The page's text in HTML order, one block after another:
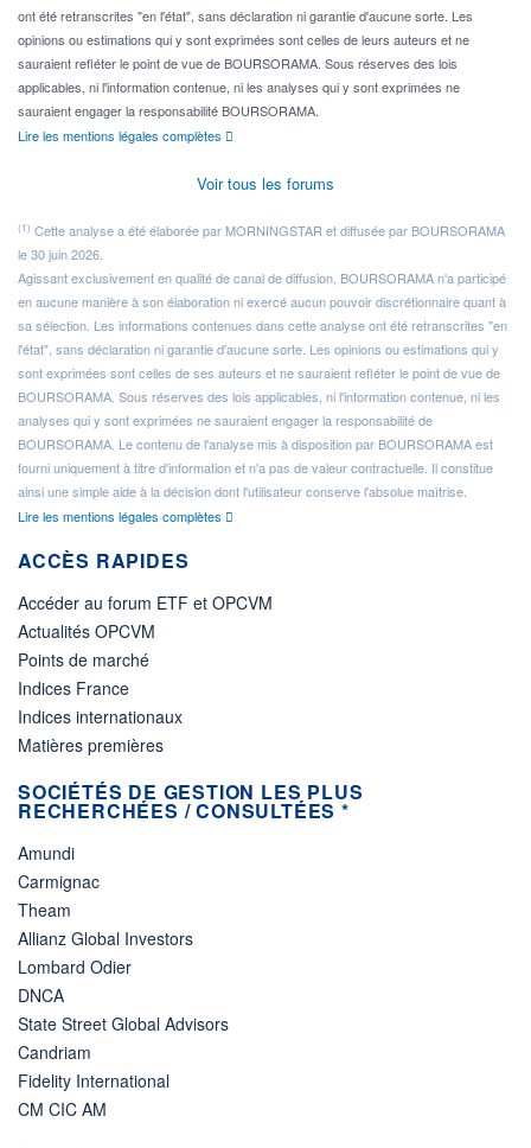
ont été retranscrites "en l'état", sans déclaration ni garantie d'aucune sorte. Les
opinions ou estimations qui y sont exprimées sont celles de leurs auteurs et ne
sauraient refléter le point de vue de BOURSORAMA. Sous réserves des lois
applicables, ni l'information contenue, ni les analyses qui y sont exprimées ne
sauraient engager la responsabilité BOURSORAMA.
Lire les mentions légales complètes
Voir tous les forums
(1) Cette analyse a été élaborée par MORNINGSTAR et diffusée par BOURSORAMA
le 30 juin 2026.
Agissant exclusivement en qualité de canal de diffusion, BOURSORAMA n'a participé
en aucune manière à son élaboration ni exercé aucun pouvoir discrétionnaire quant à
sa sélection. Les informations contenues dans cette analyse ont été retranscrites "en
l'état", sans déclaration ni garantie d'aucune sorte. Les opinions ou estimations qui y
sont exprimées sont celles de ses auteurs et ne sauraient refléter le point de vue de
BOURSORAMA. Sous réserves des lois applicables, ni l'information contenue, ni les
analyses qui y sont exprimées ne sauraient engager la responsabilité de
BOURSORAMA. Le contenu de l'analyse mis à disposition par BOURSORAMA est
fourni uniquement à titre d'information et n'a pas de valeur contractuelle. Il constitue
ainsi une simple aide à la décision dont l'utilisateur conserve l'absolue maîtrise.
Lire les mentions légales complètes
ACCÈS RAPIDES
Accéder au forum ETF et OPCVM
Actualités OPCVM
Points de marché
Indices France
Indices internationaux
Matières premières
SOCIÉTÉS DE GESTION LES PLUS
RECHERCHÉES / CONSULTÉES *
Amundi
Carmignac
Theam
Allianz Global Investors
Lombard Odier
DNCA
State Street Global Advisors
Candriam
Fidelity International
CM CIC AM